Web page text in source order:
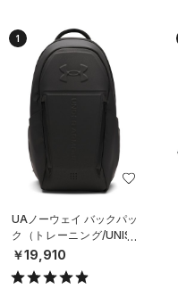
1
UAノーウェイ バックパッ
ク（トレーニング/UNISE
X）
￥19,910